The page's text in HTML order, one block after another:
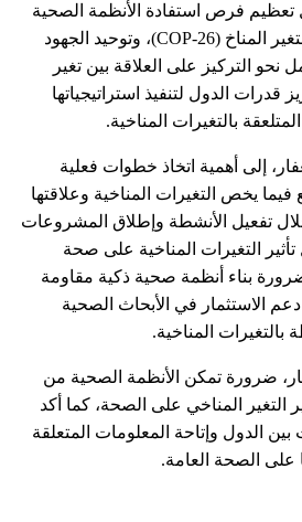
تعظيم فرص استفادة الأنظمة الصحية
من اتفاقية الأمم المتحدة لتغير المناخ (COP-26)، وتوحيد الجهود
نحو التركيز على العلاقة بين تغير
قدرات الدول لتنفيذ استراتيجياتها
بالتغيرات المناخية.
إلى أهمية اتخاذ خطوات فعلية
يخص التغيرات المناخية وعلاقتها
تفعيل الأنشطة وإطلاق المشروعات
تأثير التغيرات المناخية على صحة
بناء أنظمة صحية ذكية مقاومة
الاستثمار في الأبحاث الصحية
بالتغيرات المناخية.
ضرورة تمكن الأنظمة الصحية من
التغير المناخي على الصحة، كما أكد
الدول وإتاحة المعلومات المتعلقة
على الصحة العامة.